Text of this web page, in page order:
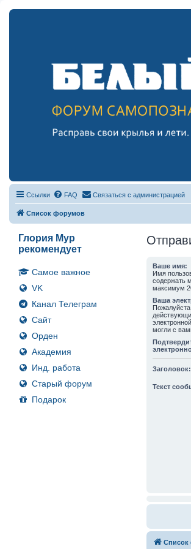
Ссылки FAQ Связаться с администрацией
Список форумов
Глория Мур
рекомендует
Самое важное
VK
Канал Телеграм
Сайт
Орден
Академия
Инд. работа
Старый форум
Подарок
Ваше имя:
Имя
содержать
максимум
Ваша
могли с
Заголовок:
Текст